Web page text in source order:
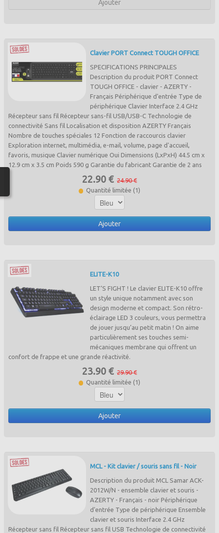
Ajouter
Clavier PORT Connect TOUGH OFFICE
SPECIFICATIONS PRINCIPALES
Description du produit PORT Connect
TOUGH OFFICE - clavier - AZERTY -
Français Périphérique d'entrée Type de
périphérique Clavier Interface 2.4 GHz
Récepteur sans fil Récepteur sans-fil USB/USB-C Technologie de
connectivité Sans fil Localisation et disposition AZERTY Français
Nombre de touches spéciales 12 Fonction de raccourcis clavier
Exploration internet, multimédia, e-mail, volume, page d'accueil,
favoris, musique Clavier numérique Oui Dimensions (LxPxH) 44.5 cm x
12.9 cm x 3.5 cm Poids 590 g Garantie du fabricant Garantie de 2 ans
22.90 € 24.90 €
Quantité limitée (1)
Ajouter
ELITE-K10
LET’S FIGHT ! Le clavier ELITE-K10 offre
un style unique notamment avec son
design moderne et compact. Son rétro-
éclairage LED 3 couleurs, vous permettra
de jouer jusqu’au petit matin ! On aime
particulièrement ses touches semi-
mécaniques membrane qui offrent un
confort de frappe et une grande réactivité.
23.90 € 29.90 €
Quantité limitée (1)
Ajouter
MCL - Kit clavier / souris sans fil - Noir
Description du produit MCL Samar ACK-
2012W/N - ensemble clavier et souris -
AZERTY - Français - noir Périphérique
d'entrée Type de périphérique Ensemble
clavier et souris Interface 2.4 GHz
Récepteur sans fil Récepteur sans fil USB Technologie de connectivité